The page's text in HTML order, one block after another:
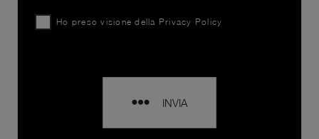
Ho preso visione della Privacy Policy
INVIA